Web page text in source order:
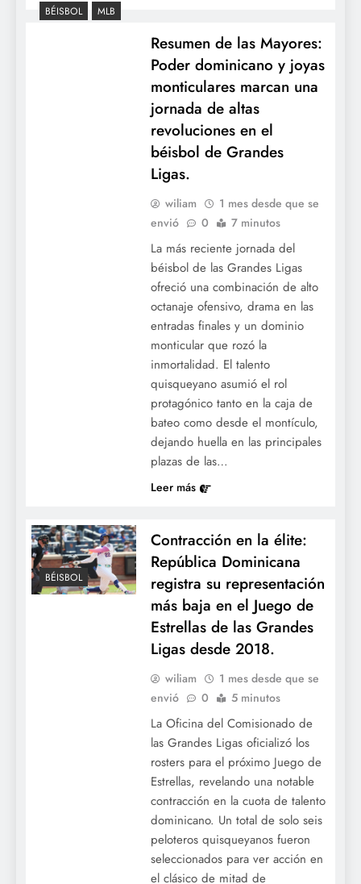
BÉISBOL MLB
Resumen de las Mayores:
Poder dominicano y joyas
monticulares marcan una
jornada de altas
revoluciones en el
béisbol de Grandes
Ligas.
wiliam
1 mes desde que se
envió
0 7 minutos
La más reciente jornada del
béisbol de las Grandes Ligas
ofreció una combinación de alto
octanaje ofensivo, drama en las
entradas finales y un dominio
monticular que rozó la
inmortalidad. El talento
quisqueyano asumió el rol
protagónico tanto en la caja de
bateo como desde el montículo,
dejando huella en las principales
plazas de las…
Leer más
BÉISBOL
Contracción en la élite:
República Dominicana
registra su representación
más baja en el Juego de
Estrellas de las Grandes
Ligas desde 2018.
wiliam
1 mes desde que se
envió
0 5 minutos
La Oficina del Comisionado de
las Grandes Ligas oficializó los
rosters para el próximo Juego de
Estrellas, revelando una notable
contracción en la cuota de talento
dominicano. Un total de solo seis
peloteros quisqueyanos fueron
seleccionados para ver acción en
el clásico de mitad de